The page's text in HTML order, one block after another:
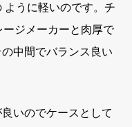
ように軽いのです。チ
ジメーカーと肉厚で
中間でバランス良い
いのでケースとして